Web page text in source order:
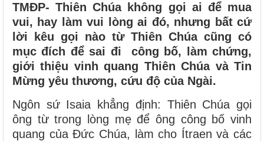
TMĐP- Thiên Chúa không gọi ai để mua
vui, hay làm vui lòng ai đó, nhưng bất cứ
lời kêu gọi nào từ Thiên Chúa cũng có
mục đích để sai đi công bố, làm chứng,
giới thiệu vinh quang Thiên Chúa và Tin
Mừng yêu thương, cứu độ của Ngài.
Ngôn sứ Isaia khẳng định: Thiên Chúa gọi
ông từ trong lòng mẹ để ông công bố vinh
quang của Đức Chúa, làm cho Ítraen và các